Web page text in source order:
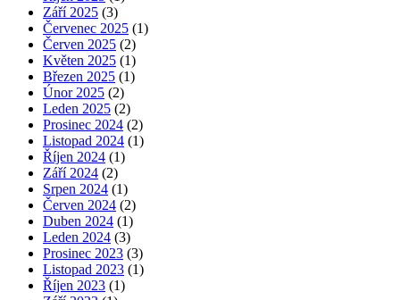
Září 2025 (3)
Červenec 2025 (1)
Červen 2025 (2)
Květen 2025 (1)
Březen 2025 (1)
Únor 2025 (2)
Leden 2025 (2)
Prosinec 2024 (2)
Listopad 2024 (1)
Říjen 2024 (1)
Září 2024 (2)
Srpen 2024 (1)
Červen 2024 (2)
Duben 2024 (1)
Leden 2024 (3)
Prosinec 2023 (3)
Listopad 2023 (1)
Říjen 2023 (1)